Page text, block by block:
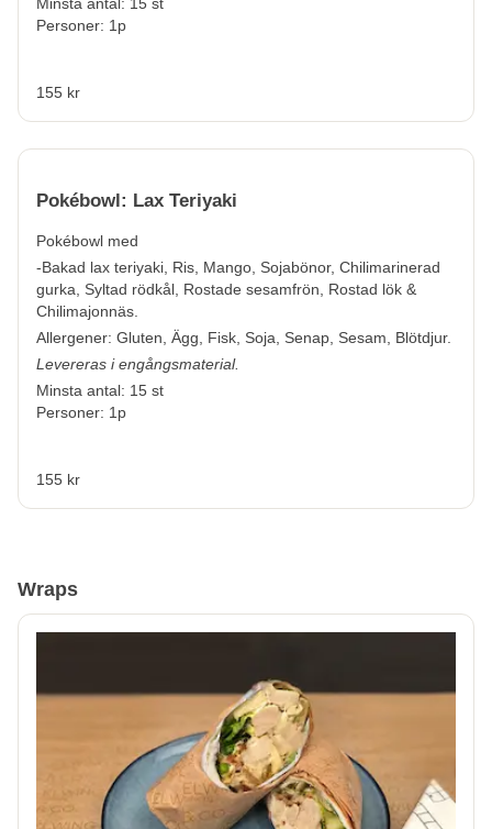
Personer: 1p
155 kr
Pokébowl: Lax Teriyaki
Pokébowl med
-Bakad lax teriyaki, Ris, Mango, Sojabönor, Chilimarinerad
gurka, Syltad rödkål, Rostade sesamfrön, Rostad lök &
Chilimajonnäs.
Allergener: Gluten, Ägg, Fisk, Soja, Senap, Sesam, Blötdjur.
Levereras i engångsmaterial.
Minsta antal: 15 st
Personer: 1p
155 kr
Wraps